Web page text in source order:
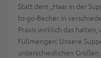
Statt dem „Haar in der
to-go-Becher in
Praxis wirklich das halten,
Füllmengen: Unsere
unterschiedlichen